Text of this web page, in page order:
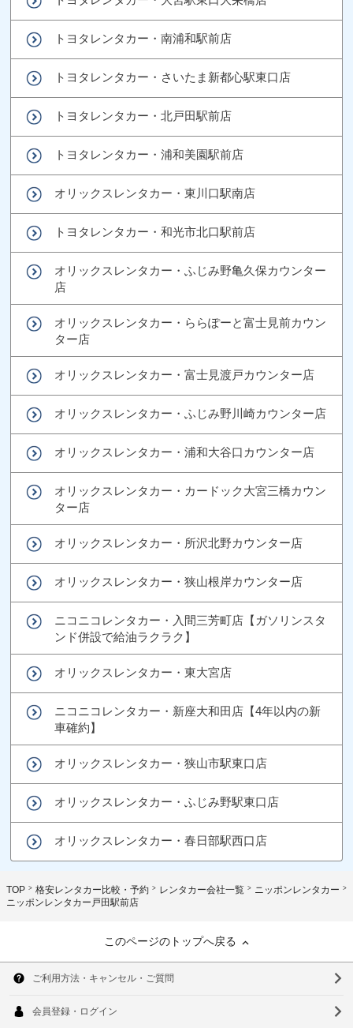
トヨタレンタカー・南浦和駅前店
トヨタレンタカー・さいたま新都心駅東口店
トヨタレンタカー・北戸田駅前店
トヨタレンタカー・浦和美園駅前店
オリックスレンタカー・東川口駅南店
トヨタレンタカー・和光市北口駅前店
オリックスレンタカー・ふじみ野亀久保カウンター
店
オリックスレンタカー・ららぽーと富士見前カウン
ター店
オリックスレンタカー・富士見渡戸カウンター店
オリックスレンタカー・ふじみ野川崎カウンター店
オリックスレンタカー・浦和大谷口カウンター店
オリックスレンタカー・カードック大宮三橋カウン
ター店
オリックスレンタカー・所沢北野カウンター店
オリックスレンタカー・狭山根岸カウンター店
ニコニコレンタカー・入間三芳町店【ガソリンスタ
ンド併設で給油ラクラク】
オリックスレンタカー・東大宮店
ニコニコレンタカー・新座大和田店【4年以内の新
車確約】
オリックスレンタカー・狭山市駅東口店
オリックスレンタカー・ふじみ野駅東口店
オリックスレンタカー・春日部駅西口店
TOP 格安レンタカー比較・予約 レンタカー会社一覧
ニッポンレンタカー
ニッポンレンタカー戸田駅前店
このページのトップへ戻る